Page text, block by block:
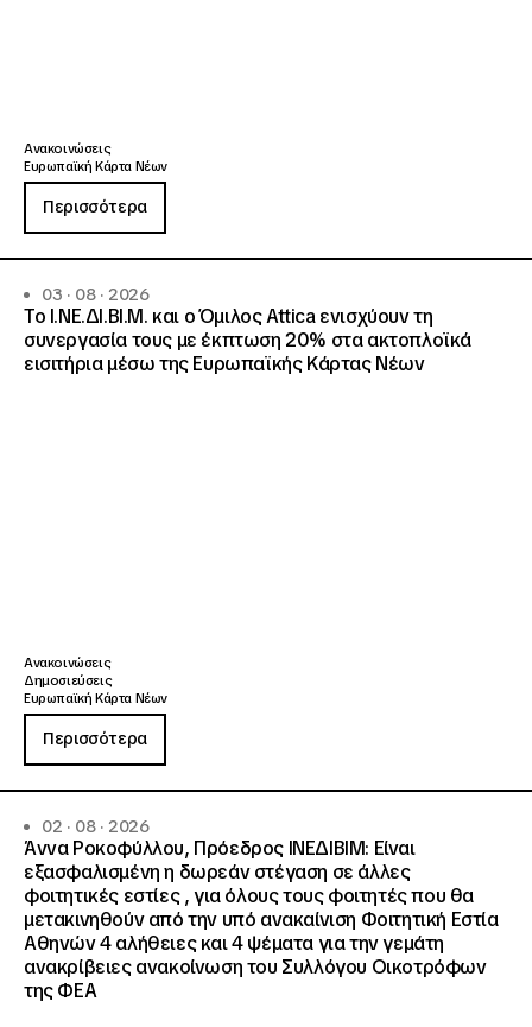
Ανακοινώσεις
Ευρωπαϊκή Κάρτα Νέων
Περισσότερα
03 · 08 · 2026
Το Ι.ΝΕ.ΔΙ.ΒΙ.Μ. και o Όμιλος Attica ενισχύουν τη
συνεργασία τους με έκπτωση 20% στα ακτοπλοϊκά
εισιτήρια μέσω της Ευρωπαϊκής Κάρτας Νέων
Ανακοινώσεις
Δημοσιεύσεις
Ευρωπαϊκή Κάρτα Νέων
Περισσότερα
02 · 08 · 2026
Άννα Ροκοφύλλου, Πρόεδρος ΙΝΕΔΙΒΙΜ: Είναι
εξασφαλισμένη η δωρεάν στέγαση σε άλλες
φοιτητικές εστίες , για όλους τους φοιτητές που θα
μετακινηθούν από την υπό ανακαίνιση Φοιτητική Εστία
Αθηνών 4 αλήθειες και 4 ψέματα για την γεμάτη
ανακρίβειες ανακοίνωση του Συλλόγου Οικοτρόφων
της ΦΕΑ